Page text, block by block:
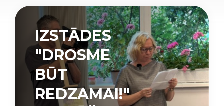
IZSTĀDES
"DROSME
BŪT
REDZAMAI!"